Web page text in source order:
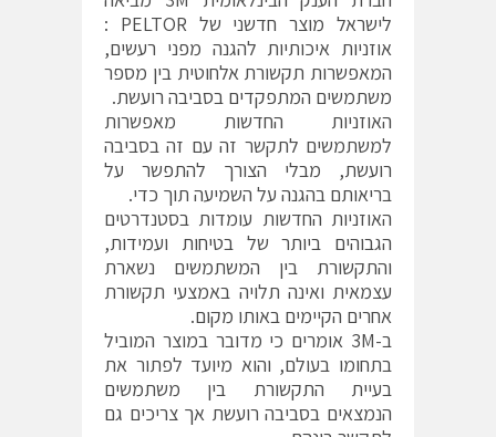
לישראל מוצר חדשני של PELTOR :
אוזניות איכותיות להגנה מפני רעשים,
המאפשרות תקשורת אלחוטית בין מספר
משתמשים המתפקדים בסביבה רועשת.
האוזניות החדשות מאפשרות
למשתמשים לתקשר זה עם זה בסביבה
רועשת, מבלי הצורך להתפשר על
בריאותם בהגנה על השמיעה תוך כדי.
האוזניות החדשות עומדות בסטנדרטים
הגבוהים ביותר של בטיחות ועמידות,
והתקשורת בין המשתמשים נשארת
עצמאית ואינה תלויה באמצעי תקשורת
אחרים הקיימים באותו מקום.
ב-3M אומרים כי מדובר במוצר המוביל
בתחומו בעולם, והוא מיועד לפתור את
בעיית התקשורת בין משתמשים
הנמצאים בסביבה רועשת אך צריכים גם